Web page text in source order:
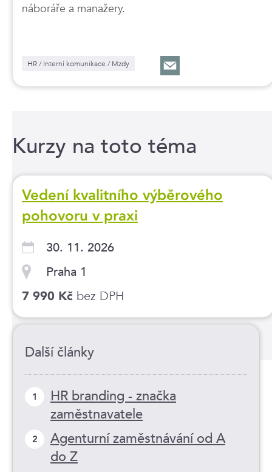
náboráře a manažery.
HR / Interní komunikace / Mzdy
Kurzy na toto téma
Vedení kvalitního výběrového
pohovoru v praxi
30. 11. 2026
Praha 1
7 990 Kč bez DPH
Další články
1
HR branding - značka
zaměstnavatele
2
Agenturní zaměstnávání od A
do Z